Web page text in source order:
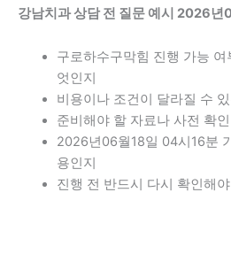
강남치과 상담 전 질문 예시 2026
구로하수구막힘 진행 가능
엇인지
비용이나 조건이 달라질 수
준비해야 할 자료나 사전 확
2026년06월18일 04시16분
용인지
진행 전 반드시 다시 확인해